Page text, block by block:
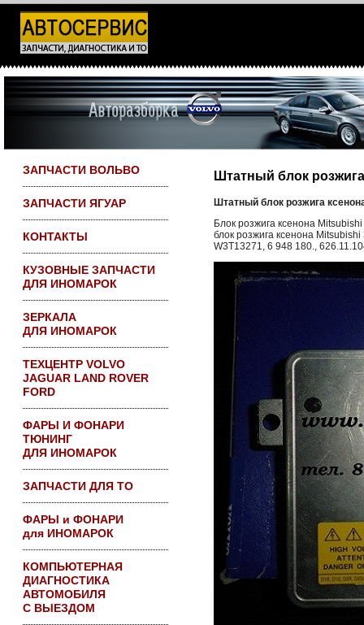
Все запчасти на
складе в Москве
ПО САО доставка
бесплатно
О НАС ОПЛАТА И ДОСТАВКА КАТАЛОГ
Штатный блок
Штатный блок розжига
Блок розжига ксенона
блок розжига ксенона
W3T13271, 6 948 180.,
ЗАПЧАСТИ ВОЛЬВО
ЗАПЧАСТИ ЯГУАР
КОНТАКТЫ
КУЗОВНЫЕ ЗАПЧАСТИ
ДЛЯ ИНОМАРОК
ЗЕРКАЛА
ДЛЯ ИНОМАРОК
ТЕХЦЕНТР VOLVO
JAGUAR LAND ROVER
FORD
ФАРЫ И ФОНАРИ
ТЮНИНГ
ДЛЯ ИНОМАРОК
ЗАПЧАСТИ ДЛЯ ТО
ФАРЫ и ФОНАРИ
для ИНОМАРОК
КОМПЬЮТЕРНАЯ
ДИАГНОСТИКА
АВТОМОБИЛЯ
С ВЫЕЗДОМ